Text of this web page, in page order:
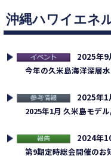
沖縄ハワイエネ
連イベント
2025年9
今年の久米島海洋深層
考情報
2025年1
2025年1月 久米島モデ
告
2024年
第9期定時総会開催のお